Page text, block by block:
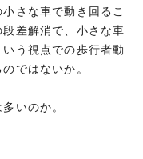
さな車で動き回るこ
差解消で、小さな車
う視点での歩行者動
ではないか。
いのか。